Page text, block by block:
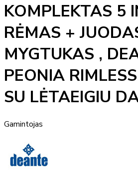
KOMPLEKTAS 5
RĖMAS +
MYGTUKAS ,
PEONIA
SU LĖTAEIGIU
Gamintojas